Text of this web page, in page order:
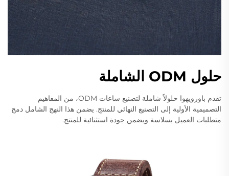
حلول ODM الشاملة
تقدم باورويهوا حلولاً شاملة لتصنيع ساعات ODM، من المفاهيم
التصميمية الأولية إلى التصنيع النهائي للمنتج. يضمن هذا النهج الشامل دمج
متطلبات العميل بسلاسة ويضمن جودة استثنائية للمنتج.